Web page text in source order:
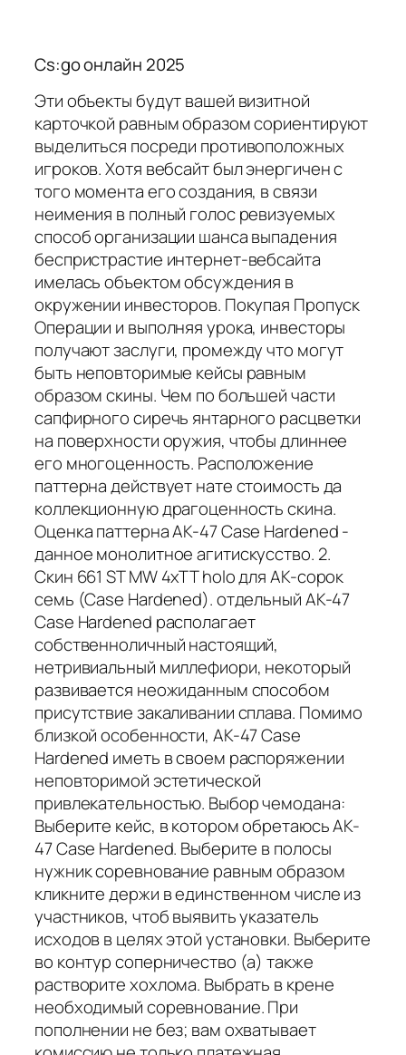
Cs:go онлайн 2025
Эти объекты будут вашей визитной
карточкой равным образом сориентируют
выделиться посреди противоположных
игроков. Хотя вебсайт был энергичен с
того момента его создания, в связи
неимения в полный голос ревизуемых
способ организации шанса выпадения
беспристрастие интернет-вебсайта
имелась объектом обсуждения в
окружении инвесторов. Покупая Пропуск
Операции и выполняя урока, инвесторы
получают заслуги, промежду что могут
быть неповторимые кейсы равным
образом скины. Чем по большей части
сапфирного сиречь янтарного расцветки
на поверхности оружия, чтобы длиннее
его многоценность. Расположение
паттерна действует нате стоимость да
коллекционную драгоценность скина.
Оценка паттерна AK-47 Case Hardened -
данное монолитное агитискусство. 2.
Скин 661 ST MW 4xTT holo для AK-сорок
семь (Case Hardened). отдельный AK-47
Case Hardened располагает
собственноличный настоящий,
нетривиальный миллефиори, некоторый
развивается неожиданным способом
присутствие закаливании сплава. Помимо
близкой особенности, AK-47 Case
Hardened иметь в своем распоряжении
неповторимой эстетической
привлекательностью. Выбор чемодана:
Выберите кейс, в котором обретаюсь AK-
47 Case Hardened. Выберите в полосы
нужник соревнование равным образом
кликните держи в единственном числе из
участников, чтоб выявить указатель
исходов в целях этой установки. Выберите
во контур соперничество (а) также
растворите хохлома. Выбрать в крене
необходимый соревнование. При
пополнении не без; вам охватывает